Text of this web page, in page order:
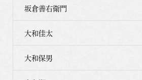
坂倉善右衛門
大和佳太
大和保男